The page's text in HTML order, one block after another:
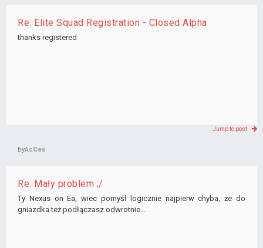
Re: Elite Squad Registration - Closed Alpha
thanks registered
Jump to post
byAcCes
Re: Mały problem ;/
Ty Nexus on Ea, wiec pomyśl logicznie najpierw chyba, że do
gniazdka też podłączasz odwrotnie...